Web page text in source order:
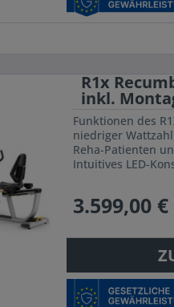
R1x
inkl.
Funktionen des
niedriger
Reha-Patienten
Intuitives LED-
3.599,00